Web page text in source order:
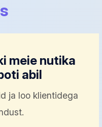
meie nutika
abil
ja loo klientidega